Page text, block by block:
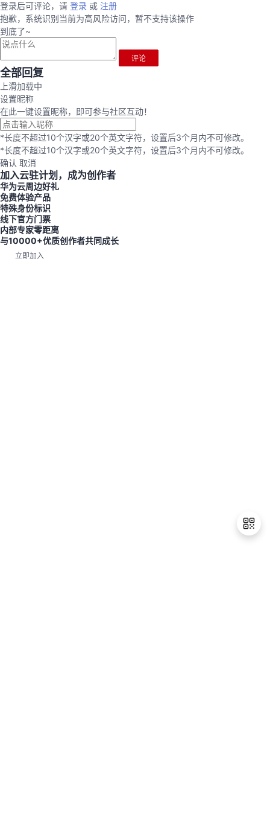
登录后可评论，请 登录 或 注册
抱歉，系统识别当前为高风险访问，暂不支持该操作
到底了~
评论
全部回复
上滑加载中
设置昵称
在此一键设置昵称，即可参与社区互动！
*长度不超过10个汉字或20个英文字符，设置后3个月内不可修改。
*长度不超过10个汉字或20个英文字符，设置后3个月内不可修改。
确认 取消
加入云驻计划，成为创作者
华为云周边好礼
免费体验产品
特殊身份标识
线下官方门票
内部专家零距离
与10000+优质创作者共同成长
立即加入